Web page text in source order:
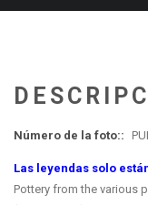
Número de la foto::
Las leyendas solo
Pottery from the various